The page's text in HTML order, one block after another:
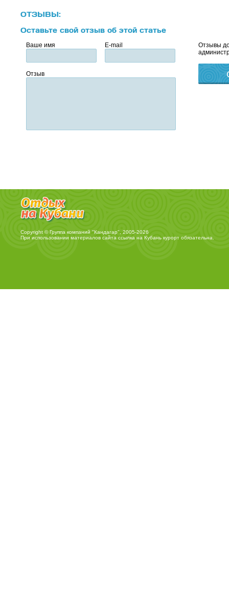
ОТЗЫВЫ:
Оставьте свой отзыв об этой статье
Ваше имя E-mail
Отзыв
Отзывы
Copyright © Группа компаний "Кандагар", 2005-2026
При использовании материалов сайта ссылка на Кубань курортобязательна.